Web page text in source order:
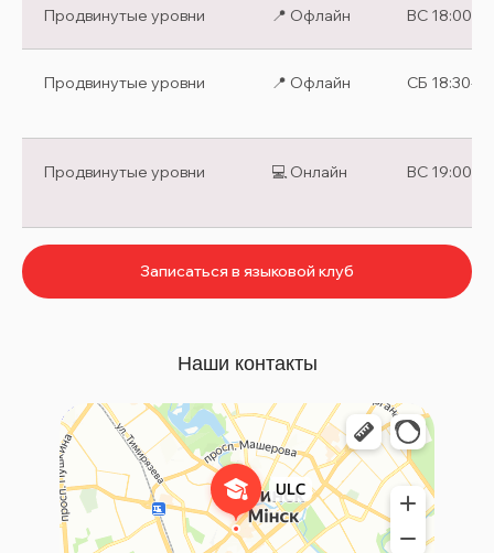
Продвинутые уровни 📍 Офлайн ВС 18:00-
Продвинутые уровни 📍 Офлайн СБ 18:30-
Продвинутые уровни 💻 Онлайн ВС 19:00-
Записаться в языковой клуб
Наши контакты